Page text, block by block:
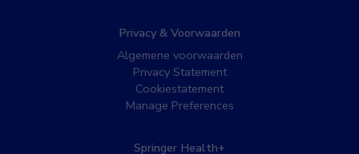
Privacy & Voorwaarden
Algemene voorwaarden
Privacy Statement
Cookiestatement
Manage Preferences
Springer Health+